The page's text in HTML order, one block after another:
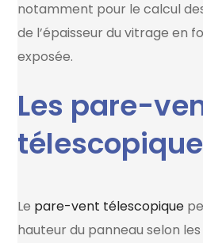
notamment pour le calcul
de l’épaisseur du vitrage en
exposée.
Les pare-
Le pare-vent télescopique
hauteur du panneau selon